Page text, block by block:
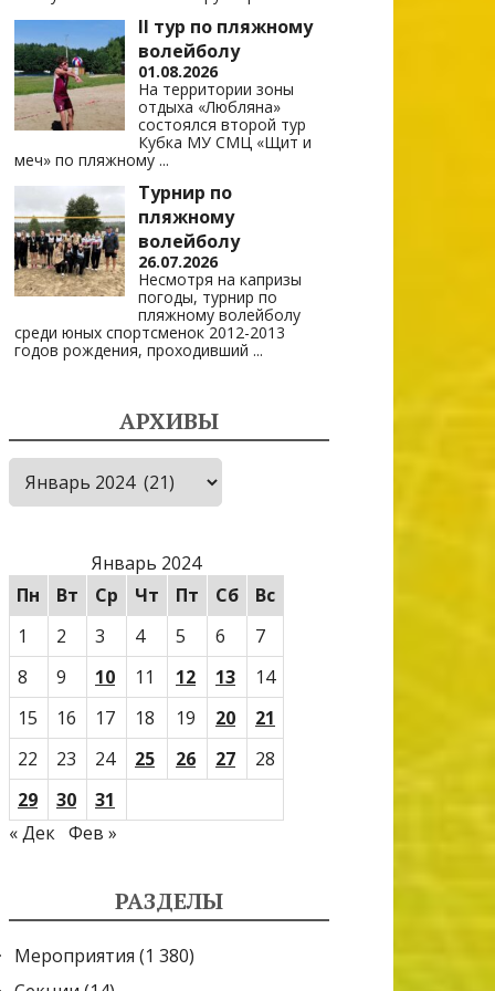
II тур по пляжному
волейболу
01.08.2026
На территории зоны
отдыха «Любляна»
состоялся второй тур
Кубка МУ СМЦ «Щит и
меч» по пляжному ...
Турнир по
пляжному
волейболу
26.07.2026
Несмотря на капризы
погоды, турнир по
пляжному волейболу
среди юных спортсменок 2012-2013
годов рождения, проходивший ...
АРХИВЫ
Архивы
Январь 2024
Пн
Вт Ср Чт Пт Сб
Вс
1
2 3 4 5 6
7
8
9 10 11 12 13
14
15
16 17 18 19 20
21
22
23 24 25 26 27
28
29
30
31
« Дек Фев »
РАЗДЕЛЫ
Мероприятия (1 380)